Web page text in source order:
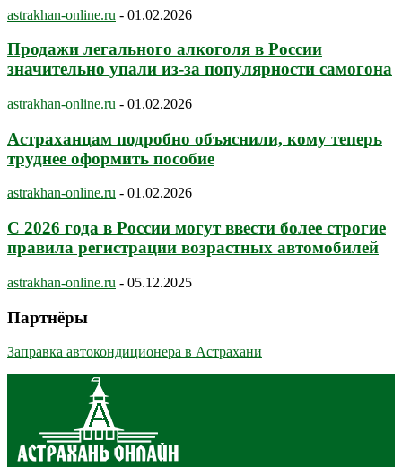
astrakhan-online.ru - 01.02.2026
Продажи легального алкоголя в России
значительно упали из-за популярности самогона
astrakhan-online.ru - 01.02.2026
Астраханцам подробно объяснили, кому теперь
труднее оформить пособие
astrakhan-online.ru - 01.02.2026
С 2026 года в России могут ввести более строгие
правила регистрации возрастных автомобилей
astrakhan-online.ru - 05.12.2025
Партнёры
Заправка автокондиционера в Астрахани